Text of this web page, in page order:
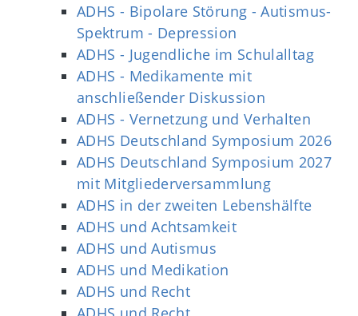
ADHS - Bipolare Störung - Autismus-
Spektrum - Depression
ADHS - Jugendliche im Schulalltag
ADHS - Medikamente mit
anschließender Diskussion
ADHS - Vernetzung und Verhalten
ADHS Deutschland Symposium 2026
ADHS Deutschland Symposium 2027
mit Mitgliederversammlung
ADHS in der zweiten Lebenshälfte
ADHS und Achtsamkeit
ADHS und Autismus
ADHS und Medikation
ADHS und Recht